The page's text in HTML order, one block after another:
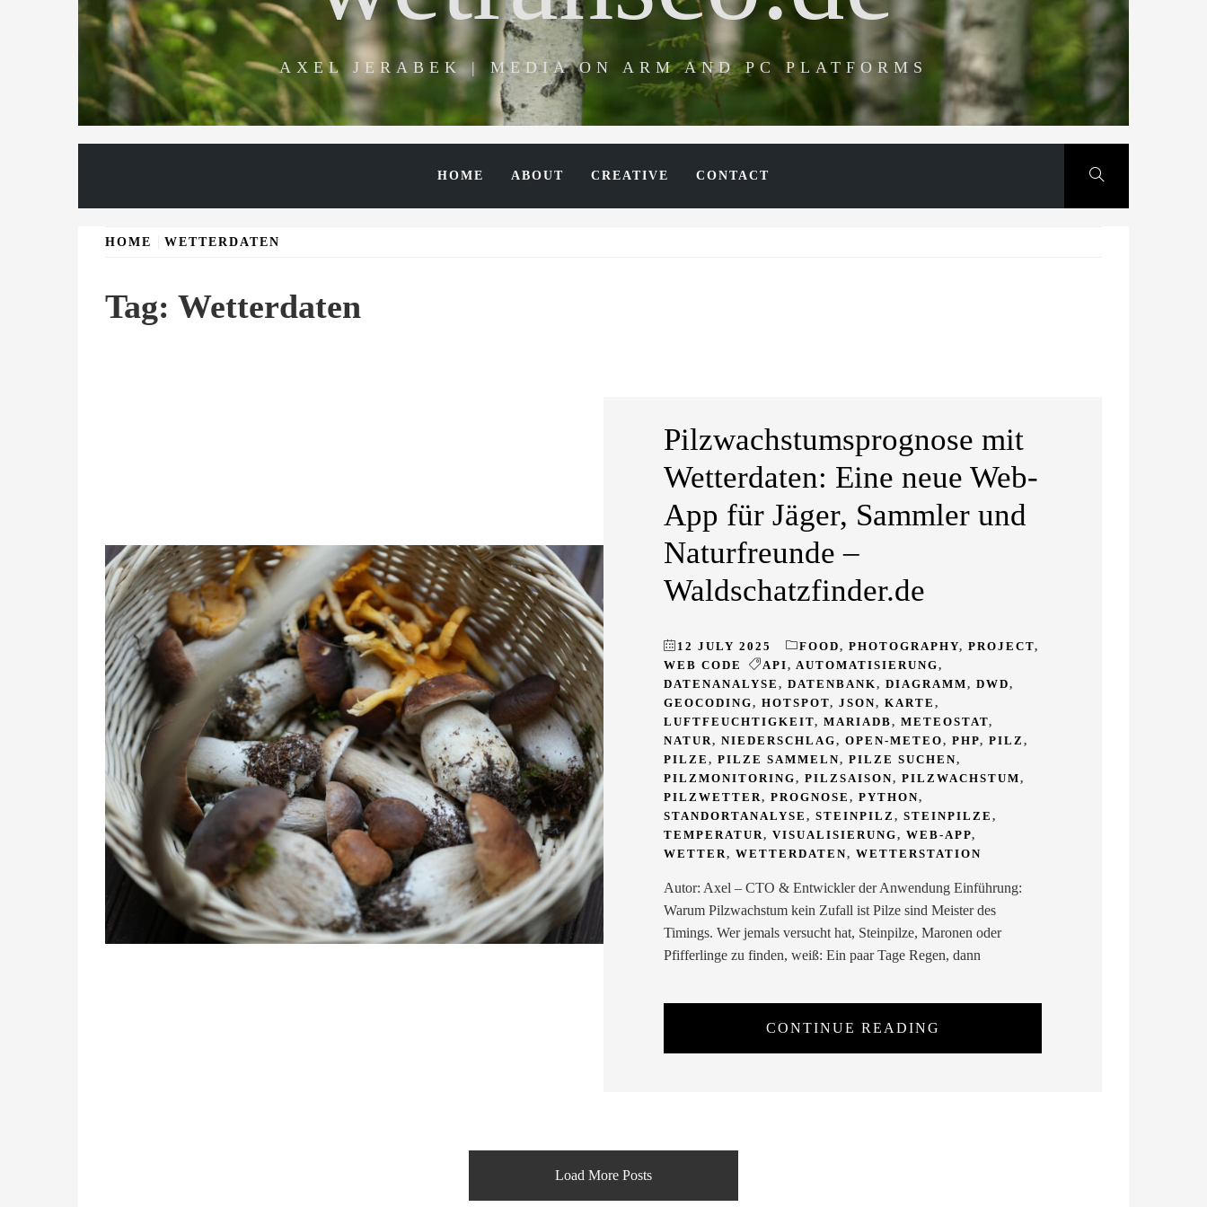
AXEL JERABEK | MEDIA ON ARM AND PC PLATFORMS
HOME ABOUT CREATIVE CONTACT
HOME WETTERDATEN
Tag: Wetterdaten
Pilzwachstumsprognose mit
Wetterdaten: Eine neue Web-
App für Jäger, Sammler und
Naturfreunde –
Waldschatzfinder.de
12 JULY 2025 FOOD, PHOTOGRAPHY, PROJECT,
WEB CODE
API, AUTOMATISIERUNG,
DATENANALYSE , DATENBANK, DIAGRAMM, DWD,
GEOCODING, HOTSPOT, JSON, KARTE ,
LUFTFEUCHTIGKEIT, MARIADB, METEOSTAT,
NATUR, NIEDERSCHLAG, OPEN-METEO, PHP, PILZ ,
PILZE , PILZE SAMMELN, PILZE SUCHEN,
PILZMONITORING, PILZSAISON, PILZWACHSTUM,
PILZWETTER, PROGNOSE , PYTHON,
STANDORTANALYSE , STEINPILZ , STEINPILZE ,
TEMPERATUR, VISUALISIERUNG, WEB-APP,
WETTER, WETTERDATEN, WETTERSTATION
Autor: Axel – CTO & Entwickler der Anwendung Einführung:
Warum Pilzwachstum kein Zufall ist Pilze sind Meister des
Timings. Wer jemals versucht hat, Steinpilze, Maronen oder
Pfifferlinge zu finden, weiß: Ein paar Tage Regen, dann
CONTINUE READING
Load More Posts